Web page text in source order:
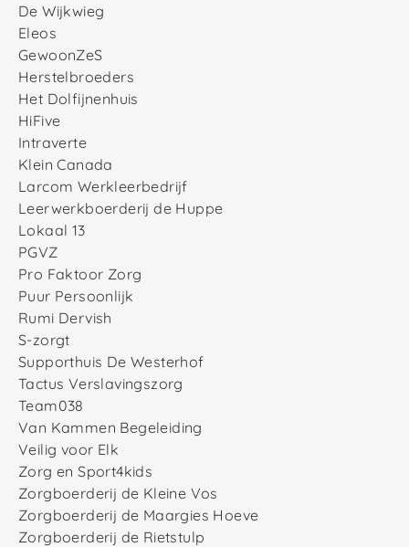
De Wijkwieg
Eleos
GewoonZeS
Herstelbroeders
Het Dolfijnenhuis
HiFive
Intraverte
Klein Canada
Larcom Werkleerbedrijf
Leerwerkboerderij de Huppe
Lokaal 13
PGVZ
Pro Faktoor Zorg
Puur Persoonlijk
Rumi Dervish
S-zorgt
Supporthuis De Westerhof
Tactus Verslavingszorg
Team038
Van Kammen Begeleiding
Veilig voor Elk
Zorg en Sport4kids
Zorgboerderij de Kleine Vos
Zorgboerderij de Maargies Hoeve
Zorgboerderij de Rietstulp